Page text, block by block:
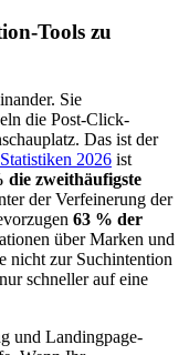
Tools zu
Sie
die Post-Click-
Das ist der
2026 ist
zweithäufigste
der Verfeinerung der
63 % der
über Marken und
nicht zur Suchintention
schneller auf eine
und Landingpage-